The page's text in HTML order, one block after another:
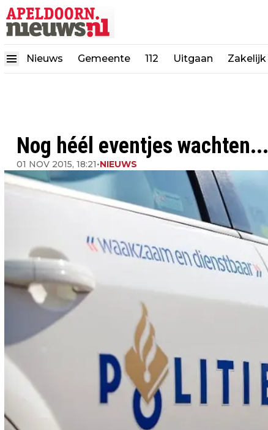
Nieuws Gemeente 112 Uitgaan Zakelijk
Nog héél eventjes wachten...
01 NOV 2015, 18:21•NIEUWS